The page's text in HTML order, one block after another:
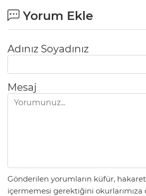
Yorum Ekle
Adınız Soyadınız
Mesaj
Gönderilen yorumların küfür,
içermemesi gerektiğini okurlarımıza